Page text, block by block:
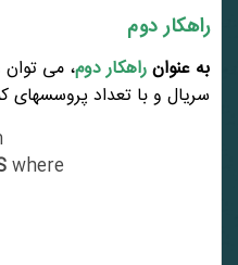
راهکار دوم
به عنوانراهکار دوم، می توان
سریال و با تعداد پروسسهای
where